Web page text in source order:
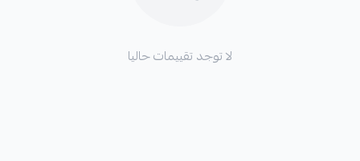
لا توجد تقييمات حاليا